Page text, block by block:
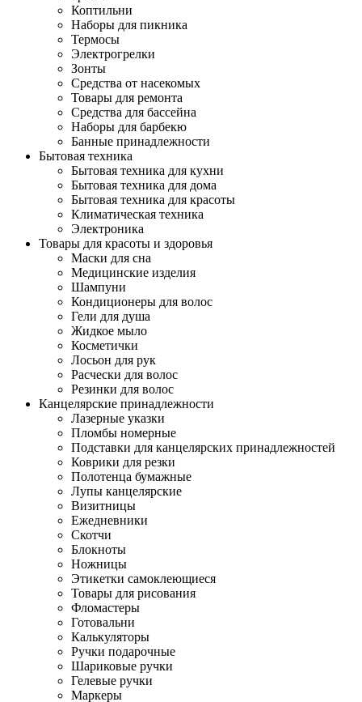
Коптильни
Наборы для пикника
Термосы
Электрогрелки
Зонты
Средства от насекомых
Товары для ремонта
Средства для бассейна
Наборы для барбекю
Банные принадлежности
Бытовая техника
Бытовая техника для кухни
Бытовая техника для дома
Бытовая техника для красоты
Климатическая техника
Электроника
Товары для красоты и здоровья
Маски для сна
Медицинские изделия
Шампуни
Кондиционеры для волос
Гели для душа
Жидкое мыло
Косметички
Лосьон для рук
Расчески для волос
Резинки для волос
Канцелярские принадлежности
Лазерные указки
Пломбы номерные
Подставки для канцелярских принадлежностей
Коврики для резки
Полотенца бумажные
Лупы канцелярские
Визитницы
Ежедневники
Скотчи
Блокноты
Ножницы
Этикетки самоклеющиеся
Товары для рисования
Фломастеры
Готовальни
Калькуляторы
Ручки подарочные
Шариковые ручки
Гелевые ручки
Маркеры